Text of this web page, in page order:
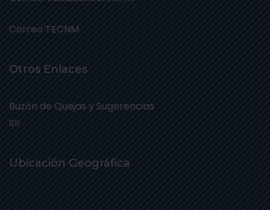
Correo TECNM
Otros Enlaces
Buzón de Quejas y Sugerencias
SII
Ubicación Geográfica